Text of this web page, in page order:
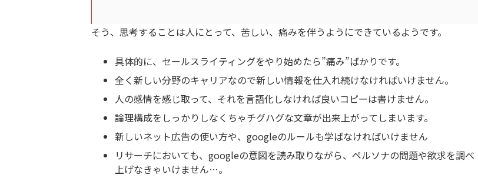
そう、思考することは人にとって、苦しい、痛みを伴うようにできているようです。
具体的に、セールスライティングをやり始めたら”痛み”ばかりです。
全く新しい分野のキャリアなので新しい情報を仕入れ続けなければいけません。
人の感情を感じ取って、それを言語化しなければ良いコピーは書けません。
論理構成をしっかりしなくちゃチグハグな文章が出来上がってしまいます。
新しいネット広告の使い方や、googleのルールも学ばなければいけません
リサーチにおいても、googleの意図を読み取りながら、ペルソナの問題や欲求を調べ
上げなきゃいけません…。